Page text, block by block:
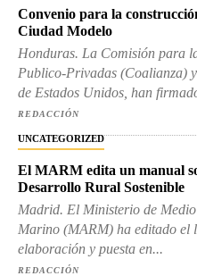
Convenio para la
Ciudad Modelo
Honduras. La Comisión para
Publico-Privadas (Coalianza)
de Estados Unidos, han
REDACCIÓN
UNCATEGORIZED
El MARM edita un manual
Desarrollo Rural Sostenible
Madrid. El Ministerio de
Marino (MARM) ha editado el
elaboración y puesta en...
REDACCIÓN